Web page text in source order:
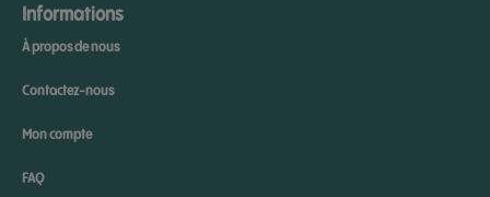
Informations
À propos de nous
Contactez-nous
Mon compte
FAQ